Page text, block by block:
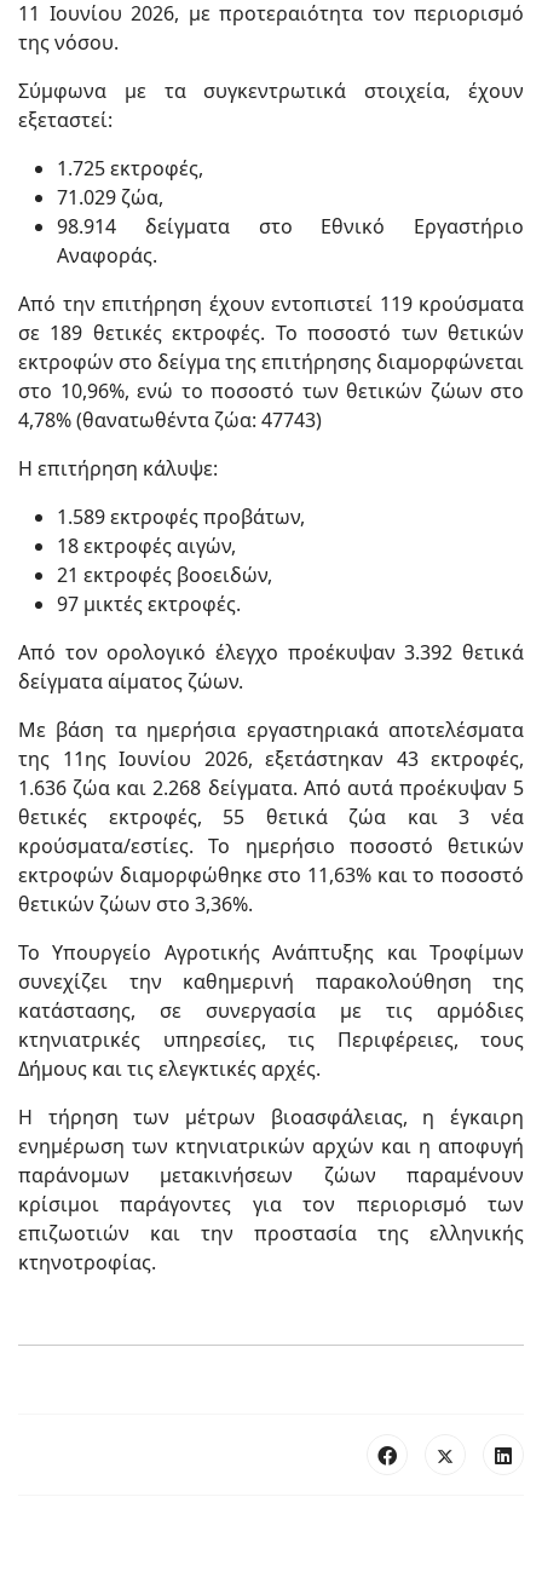
11 Ιουνίου 2026, με προτεραιότητα τον περιορισμό
της νόσου.
Σύμφωνα με τα συγκεντρωτικά στοιχεία, έχουν
εξεταστεί:
1.725 εκτροφές,
71.029 ζώα,
98.914 δείγματα στο Εθνικό Εργαστήριο
Αναφοράς.
Από την επιτήρηση έχουν εντοπιστεί 119 κρούσματα
σε 189 θετικές εκτροφές. Το ποσοστό των θετικών
εκτροφών στο δείγμα της επιτήρησης διαμορφώνεται
στο 10,96%, ενώ το ποσοστό των θετικών ζώων στο
4,78% (θανατωθέντα ζώα: 47743)
Η επιτήρηση κάλυψε:
1.589 εκτροφές προβάτων,
18 εκτροφές αιγών,
21 εκτροφές βοοειδών,
97 μικτές εκτροφές.
Από τον ορολογικό έλεγχο προέκυψαν 3.392 θετικά
δείγματα αίματος ζώων.
Με βάση τα ημερήσια εργαστηριακά αποτελέσματα
της 11ης Ιουνίου 2026, εξετάστηκαν 43 εκτροφές,
1.636 ζώα και 2.268 δείγματα. Από αυτά προέκυψαν 5
θετικές εκτροφές, 55 θετικά ζώα και 3 νέα
κρούσματα/εστίες. Το ημερήσιο ποσοστό θετικών
εκτροφών διαμορφώθηκε στο 11,63% και το ποσοστό
θετικών ζώων στο 3,36%.
Το Υπουργείο Αγροτικής Ανάπτυξης και Τροφίμων
συνεχίζει την καθημερινή παρακολούθηση της
κατάστασης, σε συνεργασία με τις αρμόδιες
κτηνιατρικές υπηρεσίες, τις Περιφέρειες, τους
Δήμους και τις ελεγκτικές αρχές.
Η τήρηση των μέτρων βιοασφάλειας, η έγκαιρη
ενημέρωση των κτηνιατρικών αρχών και η αποφυγή
παράνομων μετακινήσεων ζώων παραμένουν
κρίσιμοι παράγοντες για τον περιορισμό των
επιζωοτιών και την προστασία της ελληνικής
κτηνοτροφίας.